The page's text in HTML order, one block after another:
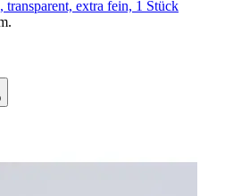
transparent, extra fein, 1 Stück